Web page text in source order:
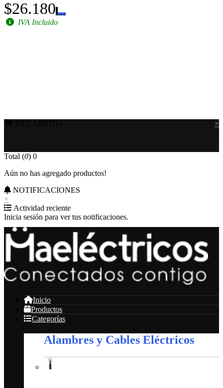
$26.180
IVA Incluido
×
Total (0) 0
Aún no has agregado productos!
NOTIFICACIONES
×
Actividad reciente
Inicia sesión para ver tus notificaciones.
Inicio
Productos
Categorías
Alambres y Cables Eléctricos